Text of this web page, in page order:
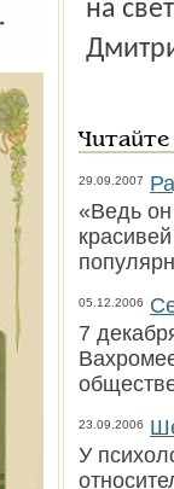
на
29.09.2007
«Ведь
05.12.2006
7
23.09.2006
У